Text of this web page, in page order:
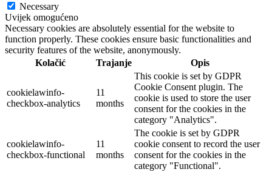
Necessary
Uvijek omogućeno
Necessary cookies are absolutely essential for the website to
function properly. These cookies ensure basic functionalities and
security features of the website, anonymously.
Kolačić
Trajanje Opis
cookielawinfo-
checkbox-analytics
11
months
This cookie is set by GDPR
Cookie Consent plugin. The
cookie is used to store the user
consent for the cookies in the
category "Analytics".
cookielawinfo-
checkbox-functional
11
months
The cookie is set by GDPR
cookie consent to record the user
consent for the cookies in the
category "Functional".